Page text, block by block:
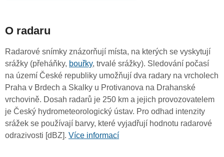
O radaru
Radarové snímky znázorňují místa, na kterých se vyskytují
srážky (přeháňky, bouřky, trvalé srážky). Sledování počasí
na území České republiky umožňují dva radary na vrcholech
Praha v Brdech a Skalky u Protivanova na Drahanské
vrchovině. Dosah radarů je 250 km a jejich provozovatelem
je Český hydrometeorologický ústav. Pro odhad intenzity
srážek se používají barvy, které vyjadřují hodnotu radarové
odrazivosti [dBZ]. Více informací